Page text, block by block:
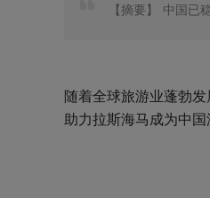
【摘要】 中国已
随着全球旅游业蓬勃
助力拉斯海马成为中国